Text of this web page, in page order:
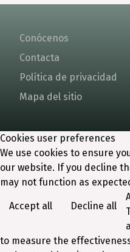
Conócenos
Contacta
Política de privacidad
Mapa del sitio
Cookies user preferences
We use cookies to ensure
our website. If you decline
may not function as
Accept all Decline all
to measure the